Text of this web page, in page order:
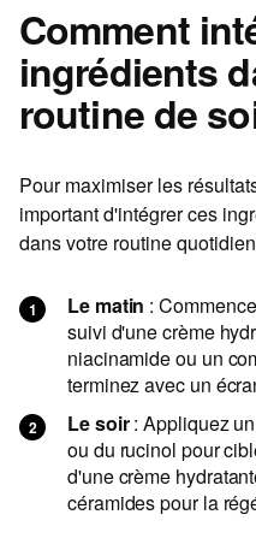
Comment
ingrédients
routine de
Pour maximiser les
important d'intégrer ces
dans votre routine
Le matin :
suivi d'une crème
niacinamide ou un
terminez avec un
Le soir: Appliquez
ou du rucinol pour
d'une crème
céramides pour la